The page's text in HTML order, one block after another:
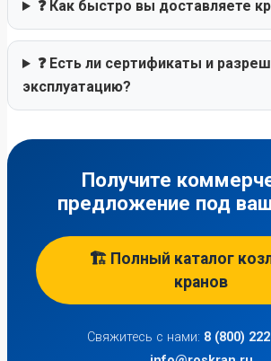
❓ Как быстро вы доставляете
❓ Есть ли сертификаты и
эксплуатацию?
Получите
предложение под
🏗️ Полный каталог
кранов
Свяжитесь с нами: 8 (800)